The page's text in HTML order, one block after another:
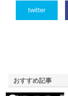
twitter
おすすめ記事